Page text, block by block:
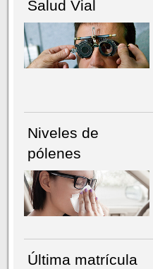
Salud Vial
Niveles de
pólenes
Última matrícula